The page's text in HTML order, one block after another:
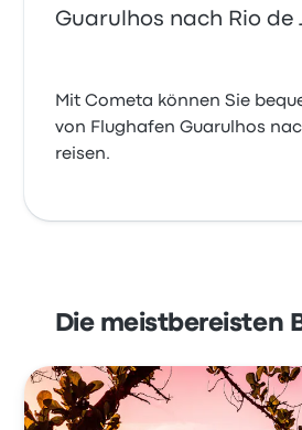
Guarulhos nach Rio de
Mit Cometa können Sie
von Flughafen Guarulhos
reisen.
Die meistbereisten